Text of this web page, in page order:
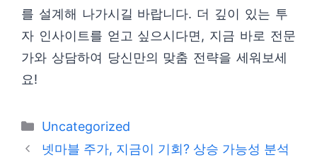
를 설계해 나가시길 바랍니다. 더 깊이 있는 투
자 인사이트를 얻고 싶으시다면, 지금 바로 전문
가와 상담하여 당신만의 맞춤 전략을 세워보세
요!
카
테
Uncategorized
넷마블 주가, 지금이 기회? 상승 가능성 분석